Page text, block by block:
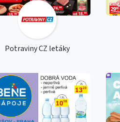
Potraviny CZ letáky